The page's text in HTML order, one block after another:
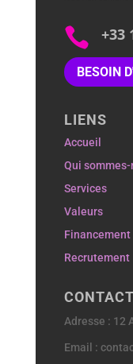
 +33
BESOIN
LIENS
Accueil
Qui sommes-
Services
Valeurs
Financement
Recrutement
CONTACT
Adresse : 12
Email :